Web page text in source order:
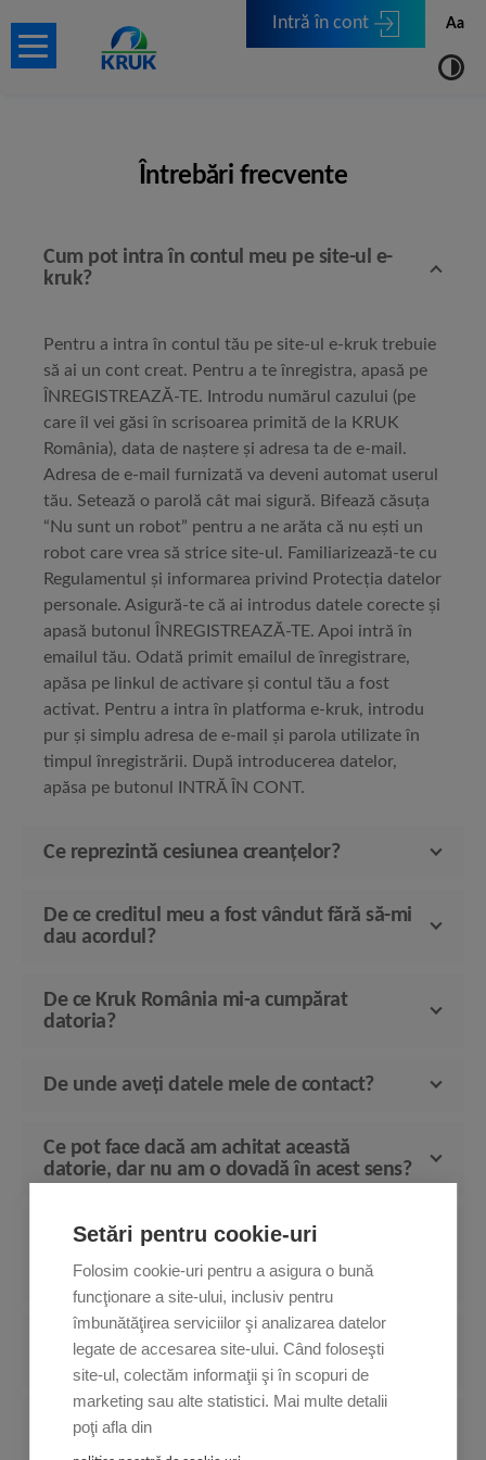
Intră în cont Aa
Întrebări frecvente
Cum pot intra în contul meu pe site-ul e-
kruk?
Pentru a intra în contul tău pe site-ul e-kruk trebuie
să ai un cont creat. Pentru a te înregistra, apasă pe
ÎNREGISTREAZĂ-TE. Introdu numărul cazului (pe
care îl vei găsi în scrisoarea primită de la KRUK
România), data de naștere și adresa ta de e-mail.
Adresa de e-mail furnizată va deveni automat userul
tău. Setează o parolă cât mai sigură. Bifează căsuța
“Nu sunt un robot” pentru a ne arăta că nu ești un
robot care vrea să strice site-ul. Familiarizează-te cu
Regulamentul și informarea privind Protecția datelor
personale. Asigură-te că ai introdus datele corecte și
apasă butonul ÎNREGISTREAZĂ-TE. Apoi intră în
emailul tău. Odată primit emailul de înregistrare,
apăsa pe linkul de activare și contul tău a fost
activat. Pentru a intra în platforma e-kruk, introdu
pur și simplu adresa de e-mail și parola utilizate în
timpul înregistrării. După introducerea datelor,
apăsa pe butonul INTRĂ ÎN CONT.
Ce reprezintă cesiunea creanțelor?
De ce creditul meu a fost vândut fără să-mi
dau acordul?
De ce Kruk România mi-a cumpărat
datoria?
De unde aveți datele mele de contact?
Ce pot face dacă am achitat această
datorie, dar nu am o dovadă în acest sens?
De ce trebuie să achit către KRUK România
inițial?
Pentru ce contract am această datorie?
Cine este creditorul inițial?
Suma prezentată include dobândă? Trebuie
Setări pentru cookie-uri
Folosim cookie-uri pentru a asigura o bună
funcţionare a site-ului, inclusiv pentru
îmbunătăţirea serviciilor şi analizarea datelor
legate de accesarea site-ului. Când foloseşti
site-ul, colectăm informaţii şi în scopuri de
marketing sau alte statistici. Mai multe detalii
poţi afla din